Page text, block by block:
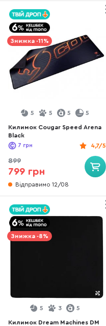
Знижка -11%
5 5 5 5
Килимок Cougar Speed Arena
Black
4,7/5
7 грн
899
799 грн
Відправимо 12/08
Знижка -8%
5 3 5
Килимок Dream Machines DM